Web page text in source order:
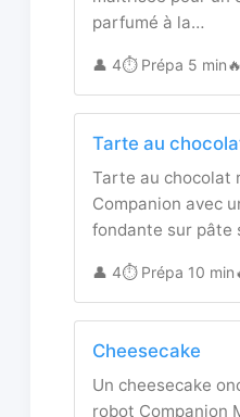
parfumé à la…
👤 4⏱️ Prépa 5 min
Tarte au
Tarte au chocolat
Companion avec
fondante sur pâte
👤 4⏱️ Prépa 10 min
Cheesecake
Un cheesecake
robot Companion